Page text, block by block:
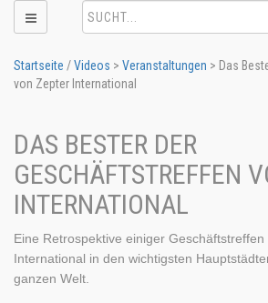
Startseite /Videos > Veranstaltungen > Das
von Zepter International
DAS BESTER DER
GESCHÄFTSTREFFEN
INTERNATIONAL
Eine Retrospektive einiger
International in den wichtigsten
ganzen Welt.